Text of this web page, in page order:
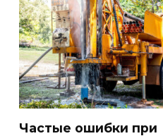
Частые ошибки при